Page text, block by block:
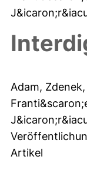
Adam, Zdenek,
Artikel